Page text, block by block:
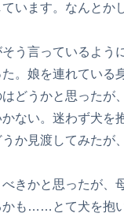
います。なんとか
う言っているよう
。娘を連れている
どうかと思ったが
ない。迷わず犬を
か見渡してみたが
きかと思ったが、
も……とて犬を抱